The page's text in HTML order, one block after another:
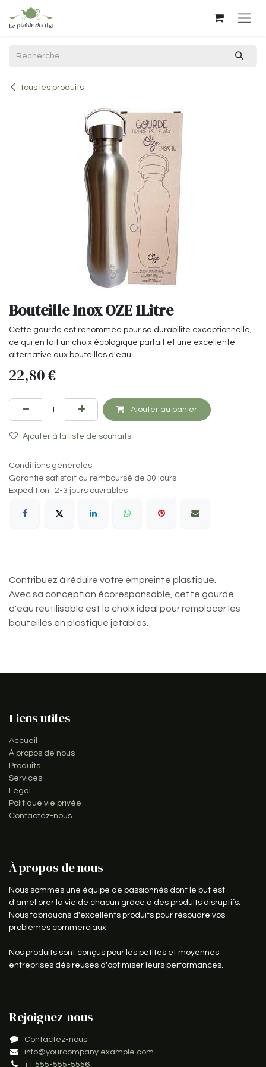
Se rendre au contenu
Tous les produits
Bouteille Inox OZE 1Litre
Cette gourde est renommée pour sa durabilité exceptionnelle,
ce qui en fait un choix écologique parfait et une excellente
alternative aux bouteilles d'eau.
22,80€
Ajouter au panier
Ajouter à la liste de souhaits
Conditions générales
Garantie satisfait ou remboursé de 30 jours
Expédition : 2-3 jours ouvrables
Contribuez à réduire votre empreinte plastique.
Avec sa conception écoresponsable, cette gourde
d'eau réutilisable est le choix idéal pour remplacer les
bouteilles en plastique jetables.
Liens utiles
Accueil
À propos de nous
Produits
Services
Légal
Politique vie privée
Contactez-nous
À propos de nous
Nous sommes une équipe de passionnés dont le but est
d'améliorer la vie de chacun grâce à des produits disruptifs.
Nous fabriquons d'excellents produits pour résoudre vos
problèmes commerciaux.
Nos produits sont conçus pour les petites et moyennes
entreprises désireuses d'optimiser leurs performances.
Rejoignez-nous
Contactez-nous
info@yourcompany.example.com
+1 555-555-5556